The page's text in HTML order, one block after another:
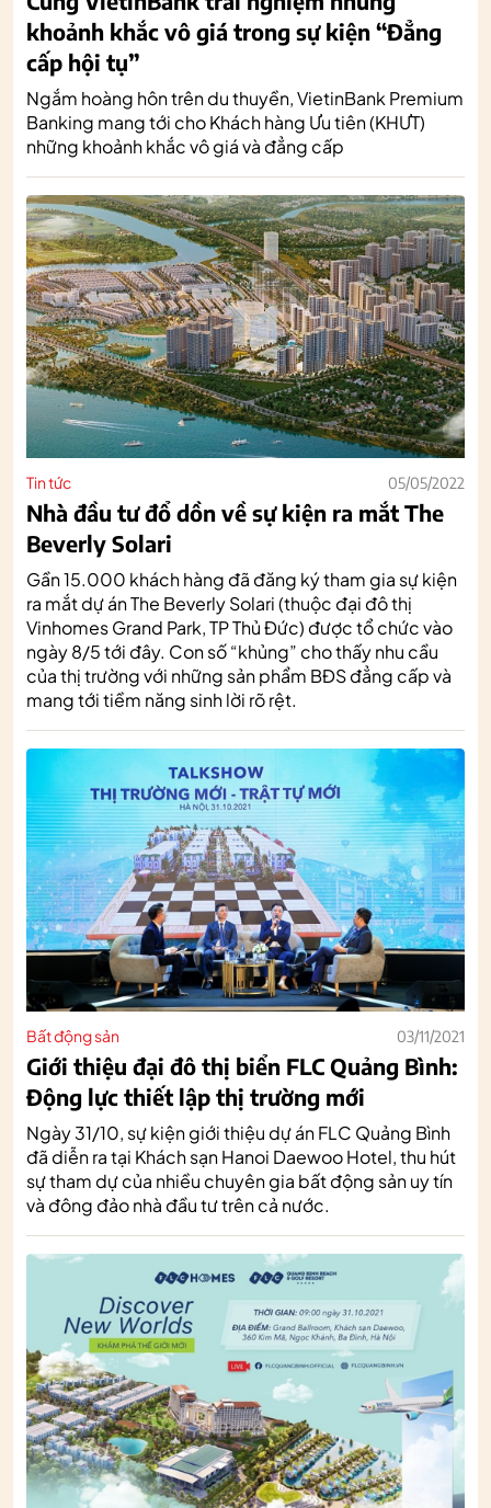
khoảnh khắc vô giá trong sự kiện “Đẳng
cấp hội tụ”
Ngắm hoàng hôn trên du thuyền, VietinBank Premium
Banking mang tới cho Khách hàng Ưu tiên (KHƯT)
những khoảnh khắc vô giá và đẳng cấp
Tin tức 05/05/2022
Nhà đầu tư đổ dồn về sự kiện ra mắt The
Beverly Solari
Gần 15.000 khách hàng đã đăng ký tham gia sự kiện
ra mắt dự án The Beverly Solari (thuộc đại đô thị
Vinhomes Grand Park, TP Thủ Đức) được tổ chức vào
ngày 8/5 tới đây. Con số “khủng” cho thấy nhu cầu
của thị trường với những sản phẩm BĐS đẳng cấp và
mang tới tiềm năng sinh lời rõ rệt.
Bất động sản 03/11/2021
Giới thiệu đại đô thị biển FLC Quảng Bình:
Động lực thiết lập thị trường mới
Ngày 31/10, sự kiện giới thiệu dự án FLC Quảng Bình
đã diễn ra tại Khách sạn Hanoi Daewoo Hotel, thu hút
sự tham dự của nhiều chuyên gia bất động sản uy tín
và đông đảo nhà đầu tư trên cả nước.